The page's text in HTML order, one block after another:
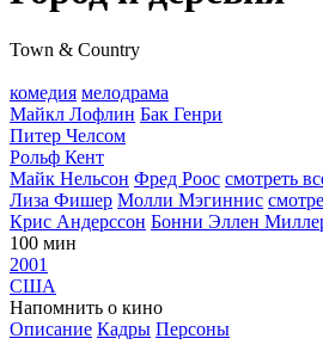
Town & Country
комедия мелодрама
Майкл Лофлин Бак Генри
Питер Челсом
Рольф Кент
Майк Нельсон Фред Роос смотреть
Лиза Фишер Молли Мэгиннис
Крис Андерссон Бонни Эллен
100 мин
2001
США
Напомнить о кино
Описание Кадры Персоны